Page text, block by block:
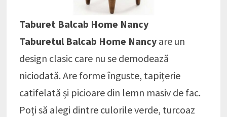
Taburet Balcab Home Nancy
Taburetul Balcab Home Nancyare un
design clasic care nu se demodează
niciodată. Are forme înguste, tapițerie
catifelată și picioare din lemn masiv de fac.
Poți să alegi dintre culorile verde, turcoaz